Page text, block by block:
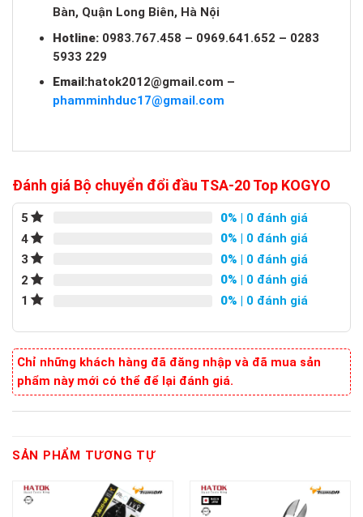
Bàn, Quận Long Biên, Hà Nội
Hotline: 0983.767.458 – 0969.641.652 – 0283
5933 229
Email:hatok2012@gmail.com –
phamminhduc17@gmail.com
Đánh giá Bộ chuyển đổi đầu TSA-20 Top KOGYO
5 0% | 0 đánh giá
4
0% | 0 đánh giá
3
0% | 0 đánh giá
2
0% | 0 đánh giá
1
0% | 0 đánh giá
Chỉ những khách hàng đã đăng nhập và đã mua sản
phẩm này mới có thể để lại đánh giá.
SẢN PHẨM TƯƠNG TỰ